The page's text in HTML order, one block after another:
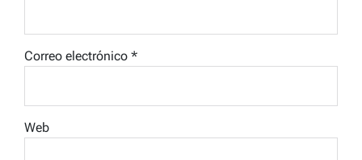
Correo electrónico *
Web